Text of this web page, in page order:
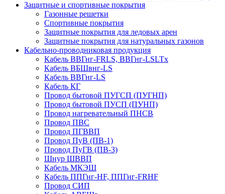
Защитные и спортивные покрытия
Газонные решетки
Спортивные покрытия
Защитные покрытия для ледовых арен
Защитные покрытия для натуральных газонов
Кабельно-проводниковая продукция
Кабель ВВГнг-FRLS, ВВГнг-LSLTx
Кабель ВБШвнг-LS
Кабель ВВГнг-LS
Кабель КГ
Провод бытовой ПУГСП (ПУГНП)
Провод бытовой ПУСП (ПУНП)
Провод нагревательный ПНСВ
Провод ПВС
Провод ПГВВП
Провод ПуВ (ПВ-1)
Провод ПуГВ (ПВ-3)
Шнур ШВВП
Кабель МКЭШ
Кабель ППГнг-HF, ППГнг-FRHF
Провод СИП